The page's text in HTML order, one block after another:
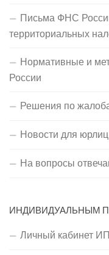
Письма ФНС
территориальных
Нормативные и
России
Решения по
Новости для юрлиц
На вопросы
ИНДИВИДУАЛЬНЫМ
Личный кабинет ИП